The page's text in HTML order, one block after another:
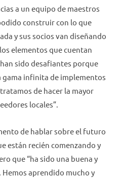
a un equipo de maestros
construir con lo que
y sus socios van diseñando
elementos que cuentan
sido desafiantes porque
gama infinita de implementos
de hacer la mayor
locales”.
de hablar sobre el futuro
están recién comenzando y
que “ha sido una buena y
aprendido mucho y